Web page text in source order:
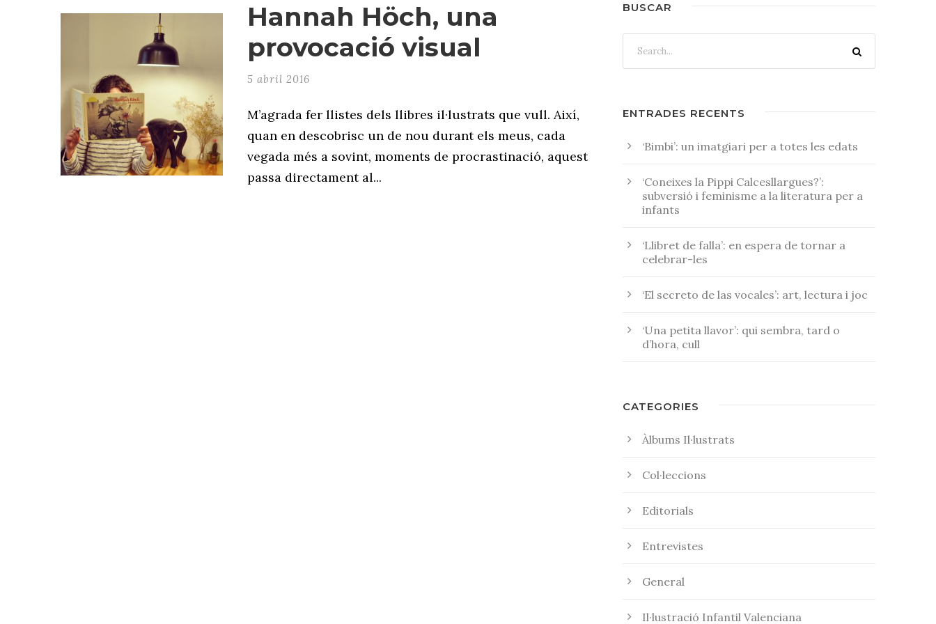
Hannah Höch, una
provocació visual
5 abril 2016
M’agrada fer llistes dels llibres il·lustrats que vull. Així,
quan en descobrisc un de nou durant els meus, cada
vegada més a sovint, moments de procrastinació, aquest
passa directament al...
BUSCAR
ENTRADES RECENTS
‘Bimbi’: un imatgiari per a totes les edats
‘Coneixes la Pippi Calcesllargues?’:
subversió i feminisme a la literatura per a
infants
‘Llibret de falla’: en espera de tornar a
celebrar-les
‘El secreto de las vocales’: art, lectura i joc
‘Una petita llavor’: qui sembra, tard o
d’hora, cull
CATEGORIES
Àlbums Il·lustrats
Col·leccions
Editorials
Entrevistes
General
Il·lustració Infantil Valenciana